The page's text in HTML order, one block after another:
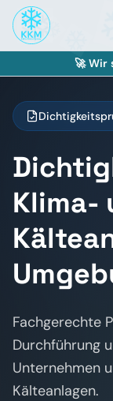
🚀 Wir
Klima-
Fachgerechte
Durchführung
Unternehmen
Kälteanlagen.